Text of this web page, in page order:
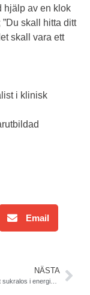
hjälp av en klok
skall hitta ditt
skall vara ett
i klinisk
Email
NÄSTA
Sötningsmedlet sukralos i energidrycker kan vara fettbildande